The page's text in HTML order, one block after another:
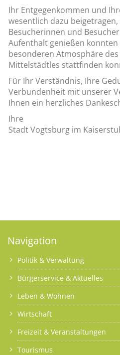
Ihr Entgegenkommen und
wesentlich dazu
Besucherinnen und
Aufenthalt genießen
besonderen Atmosphäre
Mittelstädtles stattfinden
Für Ihr Verständnis, Ihre
Verbundenheit mit unserer
Ihnen ein herzliches
Ihre
Stadt Vogtsburg im
Navigation
Politik & Verwaltung
Bürgerservice & Aktuelles
Leben & Wohnen
Wirtschaft
Freizeit & Veranstaltungen
Tourismus